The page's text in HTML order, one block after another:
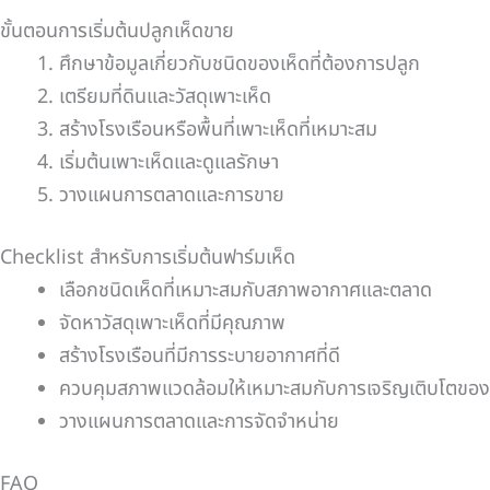
ขั้นตอนการเริ่มต้นปลูกเห็ดขาย
ศึกษาข้อมูลเกี่ยวกับชนิดของเห็ดที่ต้องการปลูก
เตรียมที่ดินและวัสดุเพาะเห็ด
สร้างโรงเรือนหรือพื้นที่เพาะเห็ดที่เหมาะสม
เริ่มต้นเพาะเห็ดและดูแลรักษา
วางแผนการตลาดและการขาย
Checklist สำหรับการเริ่มต้นฟาร์มเห็ด
เลือกชนิดเห็ดที่เหมาะสมกับสภาพอากาศและตลาด
จัดหาวัสดุเพาะเห็ดที่มีคุณภาพ
สร้างโรงเรือนที่มีการระบายอากาศที่ดี
ควบคุมสภาพแวดล้อมให้เหมาะสมกับการเจริญเติบโตขอ
วางแผนการตลาดและการจัดจำหน่าย
FAQ